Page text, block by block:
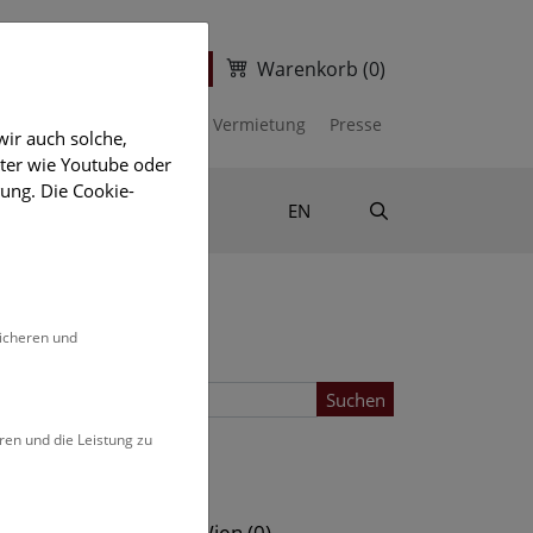
Warenkorb (0)
Vermietung Presse
EN
Suchen
auch solche,
wie Youtube oder
Die Cookie-
und
und die Leistung zu